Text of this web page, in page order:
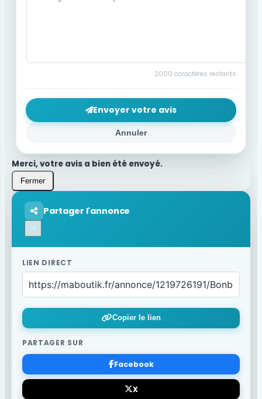
2000 caractères restants
Annuler
Envoyer votre avis
Merci, votre avis a bien été envoyé.
Fermer
Partager l'annonce
LIEN DIRECT
Copier le lien
PARTAGER SUR
Facebook
X